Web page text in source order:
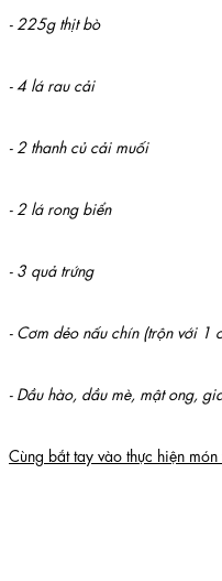
- 225g thịt bò
- 4 lá rau cải
- 2 thanh củ cải muối
- 2 lá rong biển
- 3 quả trứng
- Cơm dẻo nấu chín (trộn với 1
- Dầu hào, dầu mè, mật ong,
Cùng bắt tay vào thực hiện